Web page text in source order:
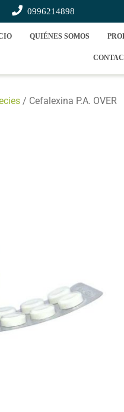
0996214898
QUIÉNES SOMOS
/ Cefalexina P.A. OVER